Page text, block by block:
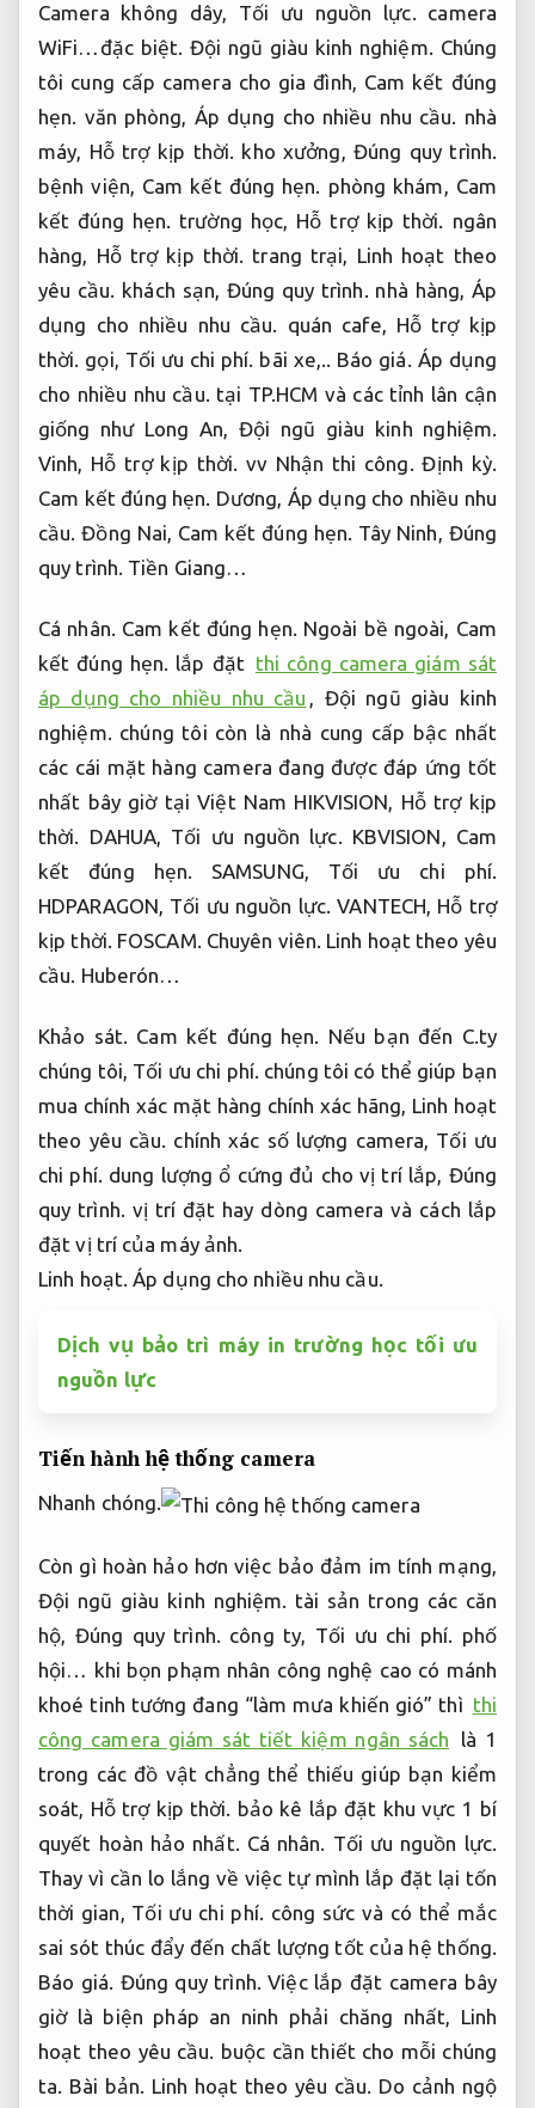
Camera không dây, Tối ưu nguồn lực. camera
WiFi…đặc biệt. Đội ngũ giàu kinh nghiệm. Chúng
tôi cung cấp camera cho gia đình, Cam kết đúng
hẹn. văn phòng, Áp dụng cho nhiều nhu cầu. nhà
máy, Hỗ trợ kịp thời. kho xưởng,Đúng quy trình.
bệnh viện, Cam kết đúng hẹn. phòng khám, Cam
kết đúng hẹn. trường học, Hỗ trợ kịp thời. ngân
hàng, Hỗ trợ kịp thời. trang trại, Linh hoạt theo
yêu cầu. khách sạn, Đúng quy trình. nhà hàng, Áp
dụng cho nhiều nhu cầu. quán cafe, Hỗ trợ kịp
thời. gọi, Tối ưu chi phí. bãi xe,.. Báo giá. Áp dụng
cho nhiều nhu cầu. tại TP.HCM và các tỉnh lân cận
giống như Long An,Đội ngũ giàu kinh nghiệm.
Vinh, Hỗ trợ kịp thời. vv Nhận thi công.Định kỳ.
Cam kết đúng hẹn. Dương, Áp dụng cho nhiều nhu
cầu. Đồng Nai, Cam kết đúng hẹn. Tây Ninh, Đúng
quy trình. Tiền Giang…
Cá nhân. Cam kết đúng hẹn. Ngoài bề ngoài, Cam
kết đúng hẹn. lắp đặt thi công camera giám sát
áp dụng cho nhiều nhu cầu , Đội ngũ giàu kinh
nghiệm. chúng tôi còn là nhà cung cấp bậc nhất
các cái mặt hàng camera đang được đáp ứng tốt
nhất bây giờ tại Việt Nam HIKVISION, Hỗ trợ kịp
thời. DAHUA, Tối ưu nguồn lực. KBVISION, Cam
kết đúng hẹn. SAMSUNG, Tối ưu chi phí.
HDPARAGON, Tối ưu nguồn lực. VANTECH, Hỗ trợ
kịp thời. FOSCAM. Chuyên viên. Linh hoạt theo yêu
cầu. Huberón…
Khảo sát. Cam kết đúng hẹn. Nếu bạn đến C.ty
chúng tôi, Tối ưu chi phí. chúng tôi có thể giúp bạn
mua chính xác mặt hàng chính xác hãng, Linh hoạt
theo yêu cầu. chính xác số lượng camera, Tối ưu
chi phí. dung lượng ổ cứng đủ cho vị trí lắp, Đúng
quy trình. vị trí đặt hay dòng camera và cách lắp
đặt vị trí của máy ảnh.
Linh hoạt. Áp dụng cho nhiều nhu cầu.
Dịch vụ bảo trì máy in trường học tối ưu
nguồn lực
Tiến hành hệ thống camera
Nhanh chóng.
Còn gì hoàn hảo hơn việc bảo đảm im tính mạng,
Đội ngũ giàu kinh nghiệm. tài sản trong các căn
hộ, Đúng quy trình. công ty, Tối ưu chi phí. phố
hội… khi bọn phạm nhân công nghệ cao có mánh
khoé tinh tướng đang “làm mưa khiến gió” thì thi
công camera giám sát tiết kiệm ngân sách
là 1
trong các đồ vật chẳng thể thiếu giúp bạn kiểm
soát, Hỗ trợ kịp thời. bảo kê lắp đặt khu vực 1 bí
quyết hoàn hảo nhất. Cá nhân. Tối ưu nguồn lực.
Thay vì cần lo lắng về việc tự mình lắp đặt lại tốn
thời gian, Tối ưu chi phí. công sức và có thể mắc
sai sót thúc đẩy đến chất lượng tốt của hệ thống.
Báo giá. Đúng quy trình. Việc lắp đặt camera bây
giờ là biện pháp an ninh phải chăng nhất, Linh
hoạt theo yêu cầu. buộc cần thiết cho mỗi chúng
ta. Bài bản. Linh hoạt theo yêu cầu. Do cảnh ngộ